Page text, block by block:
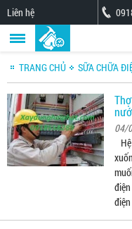
Liên hệ
TRANG CHỦ SỮA CHỮA
04/